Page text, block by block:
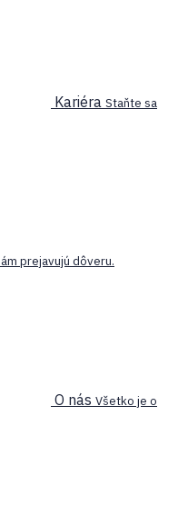
Kariéra Staňte sa
prejavujú dôveru.
O nás Všetko je o